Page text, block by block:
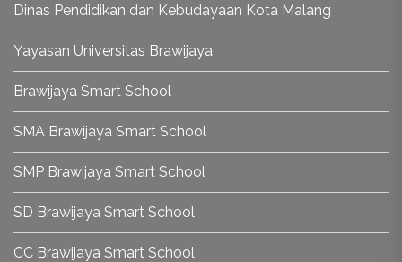
Dinas Pendidikan dan Kebudayaan Kota Malang
Yayasan Universitas Brawijaya
Brawijaya Smart School
SMA Brawijaya Smart School
SMP Brawijaya Smart School
SD Brawijaya Smart School
CC Brawijaya Smart School